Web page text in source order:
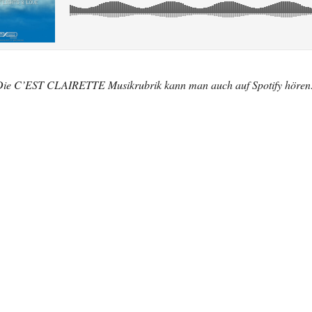
C’EST CLAIRETTE Musikrubrik kann man auch auf Spotify